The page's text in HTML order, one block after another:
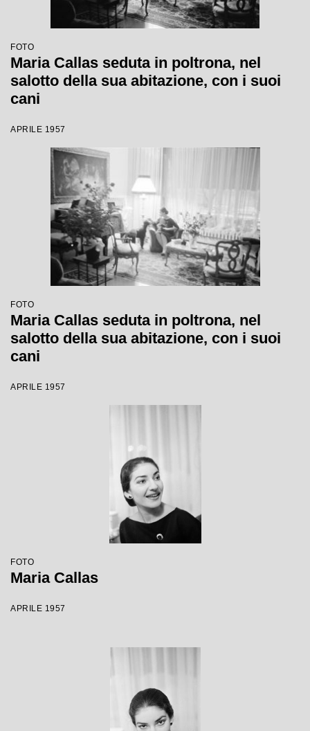
FOTO
Maria Callas seduta in poltrona, nel
salotto della sua abitazione, con i suoi
cani
APRILE 1957
FOTO
Maria Callas seduta in poltrona, nel
salotto della sua abitazione, con i suoi
cani
APRILE 1957
FOTO
Maria Callas
APRILE 1957